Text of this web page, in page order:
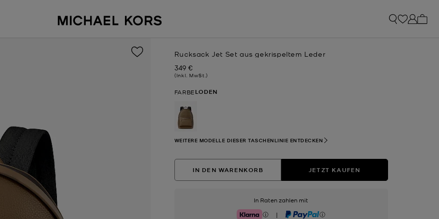
Rucksack Jet Set aus gekrispeltem Leder
Jetzt
349 €
(Inkl. MwSt.)
FARBELODEN
ausgewählt
WEITERE MODELLE DIESER TASCHENLINIE ENTDECKEN
IN DEN WARENKORB JETZT KAUFEN
In Raten zahlen mit
|